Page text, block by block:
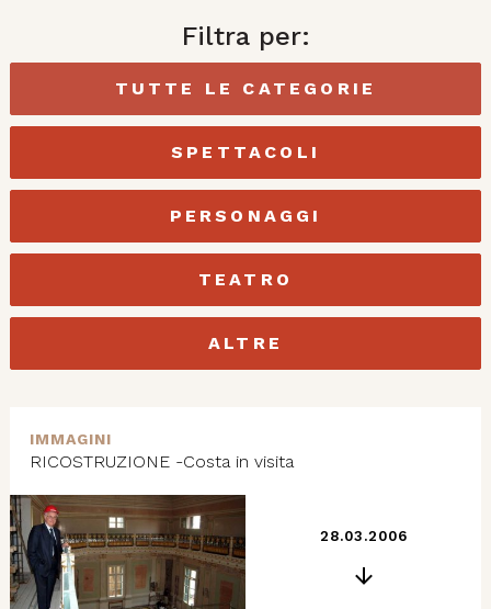
Filtra per:
TUTTE LE CATEGORIE
SPETTACOLI
PERSONAGGI
TEATRO
ALTRE
IMMAGINI
RICOSTRUZIONE -Costa in visita
28.03.2006